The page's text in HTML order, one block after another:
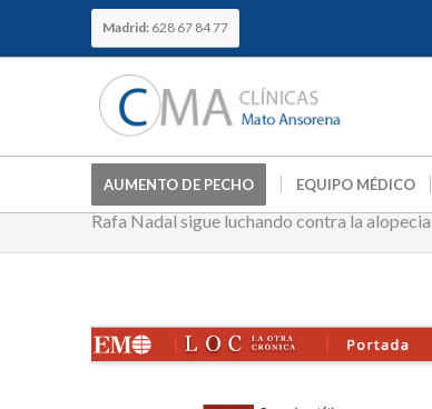
Madrid: 628 67 84 77
AUMENTO DE PECHO EQUIPO MÉDICO
Rafa Nadal sigue luchando contra la alopecia